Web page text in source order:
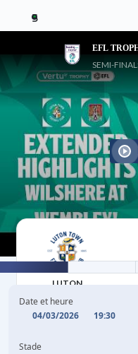
5
EFL
SEMI-
LUTON
Date et heure
04/03/2026
19:30
Stade